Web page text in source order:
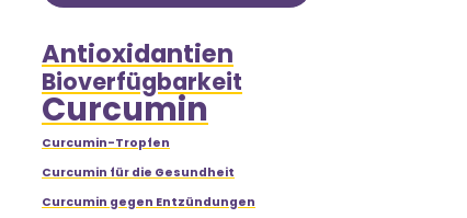
Antioxidantien
Bioverfügbarkeit
Curcumin
Curcumin-Tropfen
Curcumin für die Gesundheit
Curcumin gegen Entzündungen